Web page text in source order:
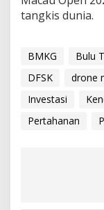
tangkis dunia.
BMKG Bulu
DFSK
drone
Investasi
Pertahanan